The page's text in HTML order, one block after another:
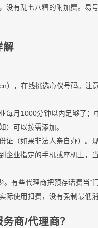
没有乱七八糟的附加费。易
解
），在线挑选心仪号码。注
每月1000分钟以内足够了
）可以按需添加。
证（如果非法人亲自办）。
企业指定的手机或座机上，
。有些代理商把预存话费当
际使用扣费，没有强制最低消
商/代理商？